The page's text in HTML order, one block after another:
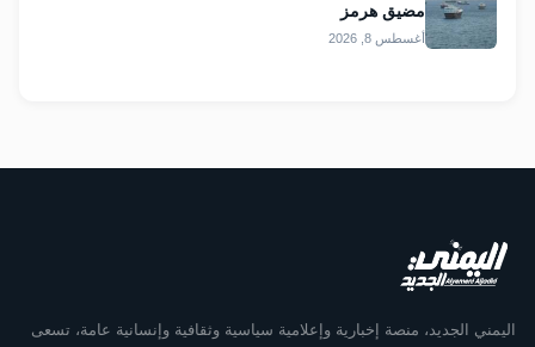
مضيق هرمز
أغسطس 8, 2026
اليمني الجديد، منصة إخبارية وإعلامية سياسية وثقافية وإنسانية عامة، تسعى